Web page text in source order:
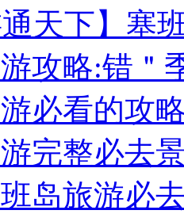
天下】塞
攻略:错＂
必看的攻
完整必去
岛旅游必